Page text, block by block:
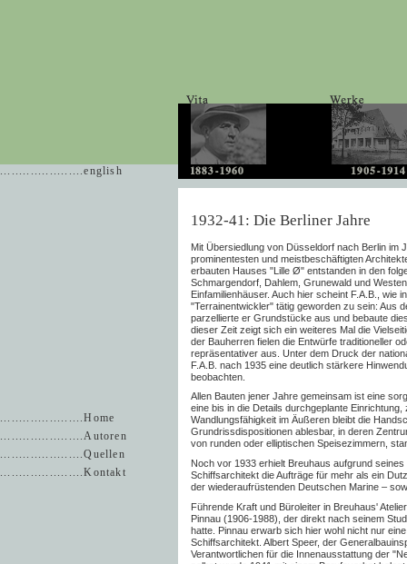
......................english
......................Home
......................Autoren
......................Quellen
......................Kontakt
1932-41: Die Berliner Jahre
Mit Übersiedlung von Düsseldorf nach Berlin im
prominentesten und meistbeschäftigten
erbauten Hauses "Lille Ø" entstanden in den
Schmargendorf, Dahlem, Grunewald und
Einfamilienhäuser. Auch hier scheint F.A.B., wie
"Terrainentwickler" tätig geworden zu sein: Aus
parzellierte er Grundstücke aus und bebaute
dieser Zeit zeigt sich ein weiteres Mal die
der Bauherren fielen die Entwürfe traditioneller
repräsentativer aus. Unter dem Druck der
F.A.B. nach 1935 eine deutlich stärkere
beobachten.
Allen Bauten jener Jahre gemeinsam ist eine
eine bis in die Details durchgeplante
Wandlungsfähigkeit im Äußeren bleibt die
Grundrissdispositionen ablesbar, in deren
von runden oder elliptischen Speisezimmern,
Noch vor 1933 erhielt Breuhaus aufgrund
Schiffsarchitekt die Aufträge für mehr als ein
der wiederaufrüstenden Deutschen Marine –
Führende Kraft und Büroleiter in Breuhaus'
Pinnau (1906-1988), der direkt nach seinem
hatte. Pinnau erwarb sich hier wohl nicht nur
Schiffsarchitekt. Albert Speer, der
Verantwortlichen für die Innenausstattung der